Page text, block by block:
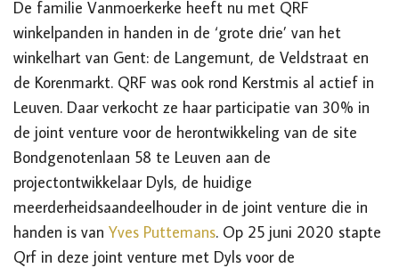
De familie Vanmoerkerke heeft nu met QRF
winkelpanden in handen in de ‘grote drie’ van het
winkelhart van Gent: de Langemunt, de Veldstraat en
de Korenmarkt. QRF was ook rond Kerstmis al actief in
Leuven. Daar verkocht ze haar participatie van 30% in
de joint venture voor de herontwikkeling van de site
Bondgenotenlaan 58 te Leuven aan de
projectontwikkelaar Dyls, de huidige
meerderheidsaandeelhouder in de joint venture die in
handen is van Yves Puttemans. Op 25 juni 2020 stapte
Qrf in deze joint venture met Dyls voor de